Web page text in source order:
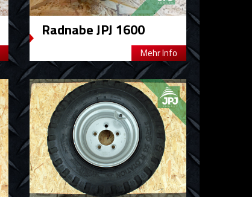
Radnabe JPJ 1600
Mehr Info